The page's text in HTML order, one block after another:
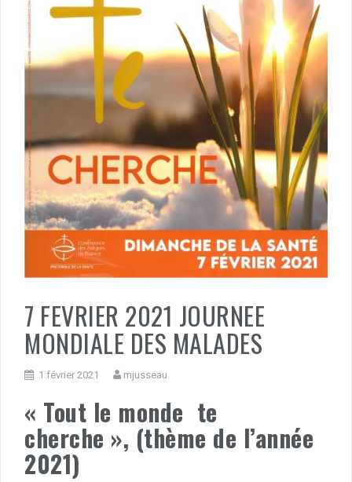
7 FEVRIER 2021 JOURNEE
MONDIALE DES MALADES
1 février 2021 mjusseau
« Tout le monde te
cherche », (thème de l’année
2021)